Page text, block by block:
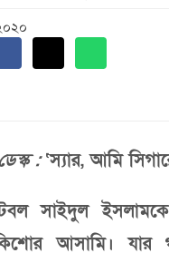
:‘স্যার, আমি
সাইদুল
আসামি। যার